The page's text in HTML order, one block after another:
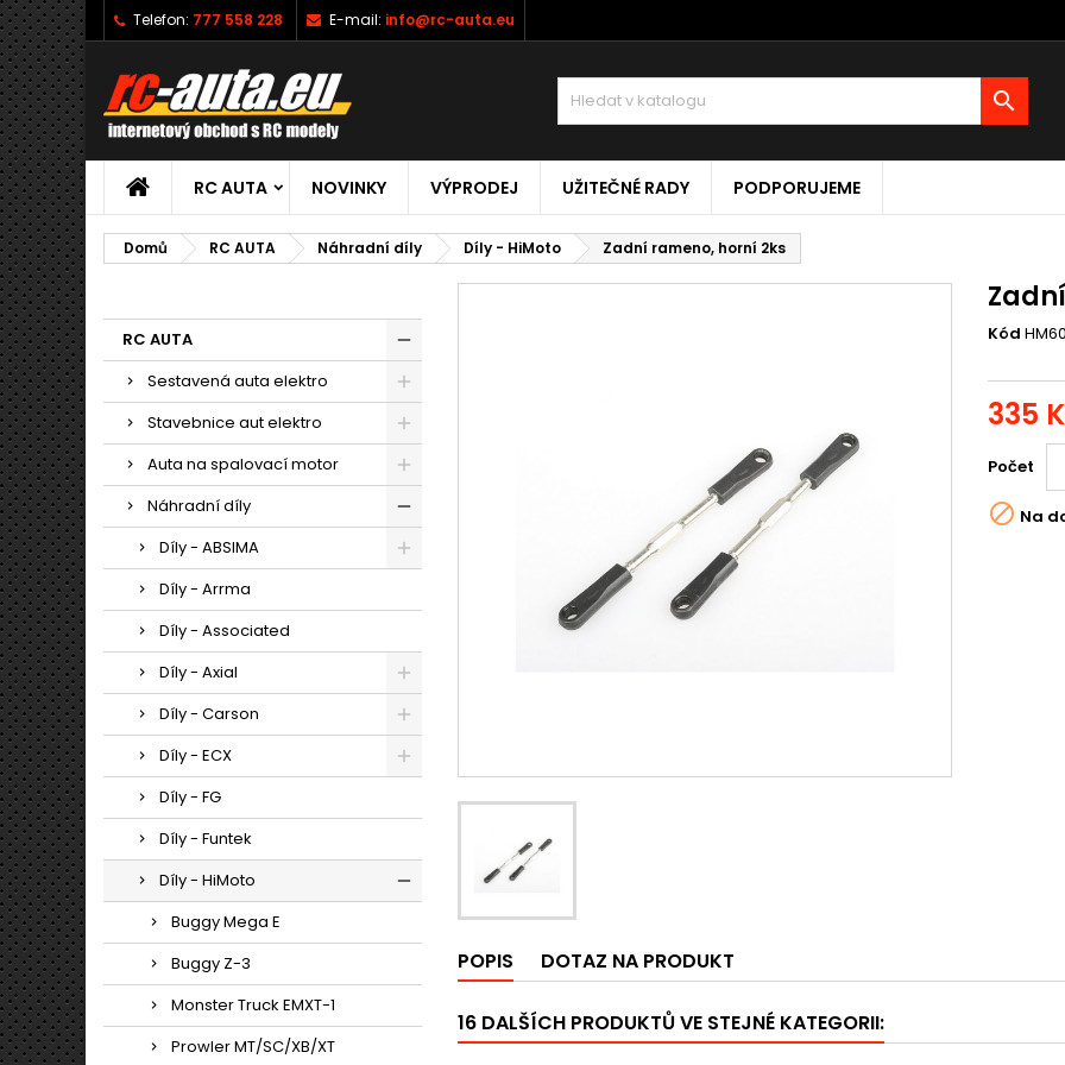
Telefon: 777 558 228 E-mail: info@rc-auta.eu

RC AUTA NOVINKY VÝPRODEJ UŽITEČNÉ RADY PODPORUJEME
Domů RC AUTA Náhradní díly Díly - HiMoto Zadní rameno, horní 2ks
RC AUTA
Sestavená auta elektro
Stavebnice aut elektro
Auta na spalovací motor
Náhradní díly
Díly - ABSIMA
Díly - Arrma
Díly - Associated
Díly - Axial
Díly - Carson
Díly - ECX
Díly - FG
Díly - Funtek
Díly - HiMoto
Buggy Mega E
Buggy Z-3
Monster Truck EMXT-1
Prowler MT/SC/XB/XT
Kód
335
Počet
 Na
POPIS DOTAZ NA PRODUKT
16 DALŠÍCH PRODUKTŮ VE STEJNÉ KATEGORII: